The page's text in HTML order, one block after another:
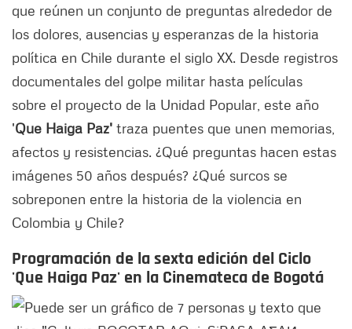
que reúnen un conjunto de preguntas alrededor de
los dolores, ausencias y esperanzas de la historia
política en Chile durante el siglo XX. Desde registros
documentales del golpe militar hasta películas
sobre el proyecto de la Unidad Popular, este año
'Que Haiga Paz' traza puentes que unen memorias,
afectos y resistencias. ¿Qué preguntas hacen estas
imágenes 50 años después? ¿Qué surcos se
sobreponen entre la historia de la violencia en
Colombia y Chile?
Programación de la sexta edición del Ciclo
'Que Haiga Paz' en la Cinemateca de Bogotá